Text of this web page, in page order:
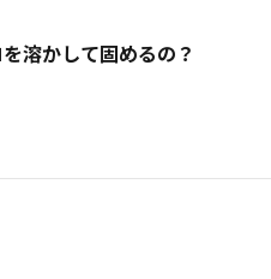
溶かして固めるの？